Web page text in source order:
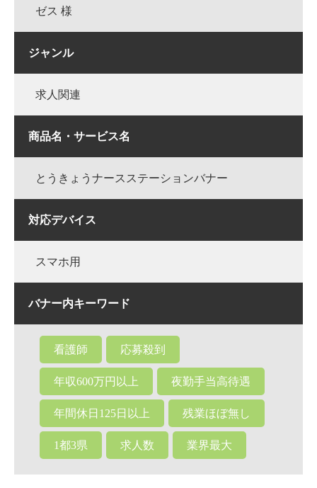
ゼス 様
ジャンル
求人関連
商品名・サービス名
とうきょうナースステーションバナー
対応デバイス
スマホ用
バナー内キーワード
看護師 応募殺到
年収600万円以上 夜勤手当高待遇
年間休日125日以上 残業ほぼ無し
1都3県 求人数 業界最大